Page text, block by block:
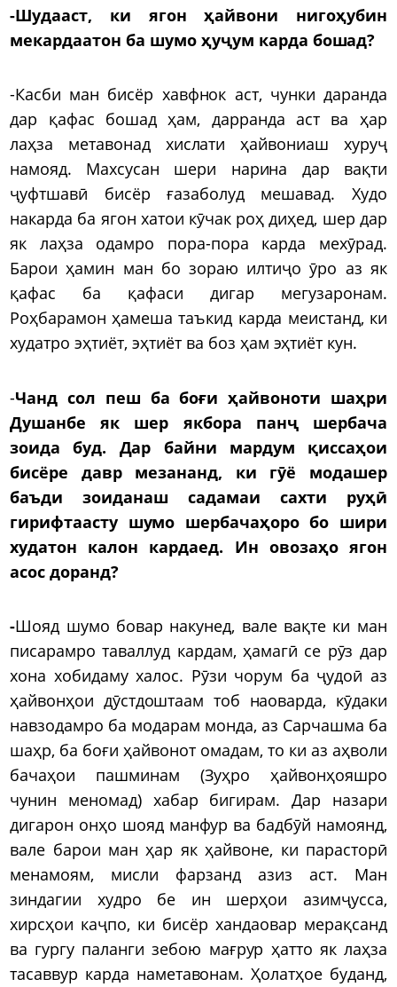
-Шудааст, ки ягон ҳайвони нигоҳубин
мекардаатон ба шумо ҳуҷум карда бошад?
-Касби ман бисёр хавфнок аст, чунки даранда
дар қафас бошад ҳам, дарранда аст ва ҳар
лаҳза метавонад хислати ҳайвониаш хуруҷ
намояд. Махсусан шери нарина дар вақти
ҷуфтшавӣ бисёр ғазаболуд мешавад. Худо
накарда ба ягон хатои кӯчак роҳ диҳед, шер дар
як лаҳза одамро пора-пора карда мехӯрад.
Барои ҳамин ман бо зораю илтиҷо ӯро аз як
қафас ба қафаси дигар мегузаронам.
Роҳбарамон ҳамеша таъкид карда меистанд, ки
худатро эҳтиёт, эҳтиёт ва боз ҳам эҳтиёт кун.
-Чанд сол пеш ба боғи ҳайвоноти шаҳри
Душанбе як шер якбора панҷ шербача
зоида буд. Дар байни мардум қиссаҳои
бисёре давр мезананд, ки гӯё модашер
баъди зоиданаш садамаи сахти руҳӣ
гирифтаасту шумо шербачаҳоро бо шири
худатон калон кардаед. Ин овозаҳо ягон
асос доранд?
-Шояд шумо бовар накунед, вале вақте ки ман
писарамро таваллуд кардам, ҳамагӣ се рӯз дар
хона хобидаму халос. Рӯзи чорум ба ҷудоӣ аз
ҳайвонҳои дӯстдоштаам тоб наоварда, кӯдаки
навзодамро ба модарам монда, аз Сарчашма ба
шаҳр, ба боғи ҳайвонот омадам, то ки аз аҳволи
бачаҳои пашминам (Зуҳро ҳайвонҳояшро
чунин меномад) хабар бигирам. Дар назари
дигарон онҳо шояд манфур ва бадбӯй намоянд,
вале барои ман ҳар як ҳайвоне, ки парасторӣ
менамоям, мисли фарзанд азиз аст. Ман
зиндагии худро бе ин шерҳои азимҷусса,
хирсҳои каҷпо, ки бисёр хандаовар мерақсанд
ва гургу паланги зебою мағрур ҳатто як лаҳза
тасаввур карда наметавонам. Ҳолатҳое буданд,